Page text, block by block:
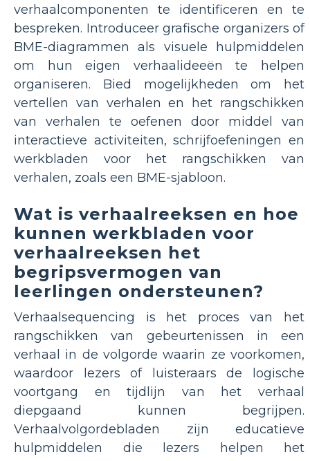
verhaalcomponenten te identificeren en te
bespreken. Introduceer grafische organizers of
BME-diagrammen als visuele hulpmiddelen
om hun eigen verhaalideeën te helpen
organiseren. Bied mogelijkheden om het
vertellen van verhalen en het rangschikken
van verhalen te oefenen door middel van
interactieve activiteiten, schrijfoefeningen en
werkbladen voor het rangschikken van
verhalen, zoals een BME-sjabloon.
Wat is verhaalreeksen en hoe
kunnen werkbladen voor
verhaalreeksen het
begripsvermogen van
leerlingen ondersteunen?
Verhaalsequencing is het proces van het
rangschikken van gebeurtenissen in een
verhaal in de volgorde waarin ze voorkomen,
waardoor lezers of luisteraars de logische
voortgang en tijdlijn van het verhaal
diepgaand kunnen begrijpen.
Verhaalvolgordebladen zijn educatieve
hulpmiddelen die lezers helpen het